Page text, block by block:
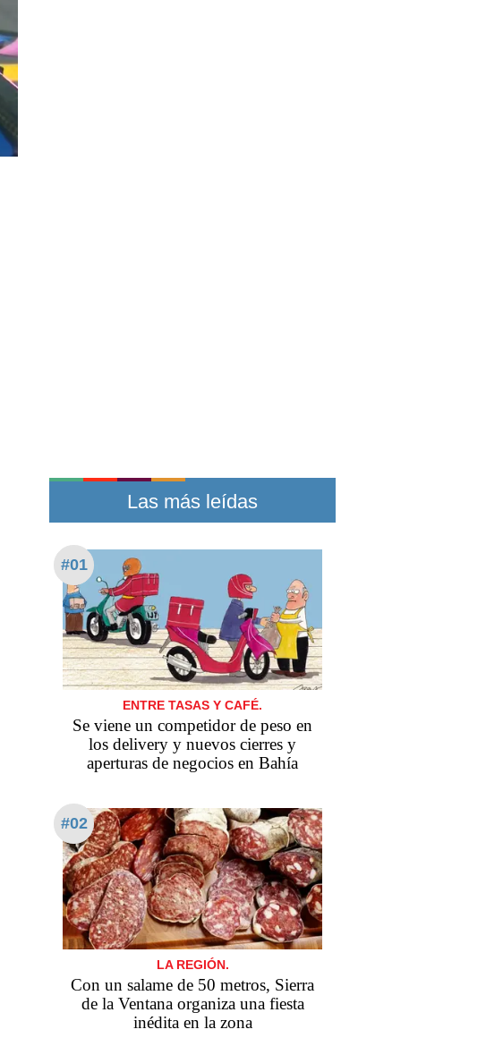
Las más leídas
#01
ENTRE TASAS Y CAFÉ.
Se viene un competidor de peso en
los delivery y nuevos cierres y
aperturas de negocios en Bahía
#02
LA REGIÓN.
Con un salame de 50 metros, Sierra
de la Ventana organiza una fiesta
inédita en la zona